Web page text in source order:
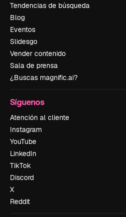
Tendencias de búsqueda
Blog
Eventos
Slidesgo
Vender contenido
Sala de prensa
¿Buscas magnific.ai?
Síguenos
Atención al cliente
Instagram
YouTube
LinkedIn
TikTok
Discord
X
Reddit